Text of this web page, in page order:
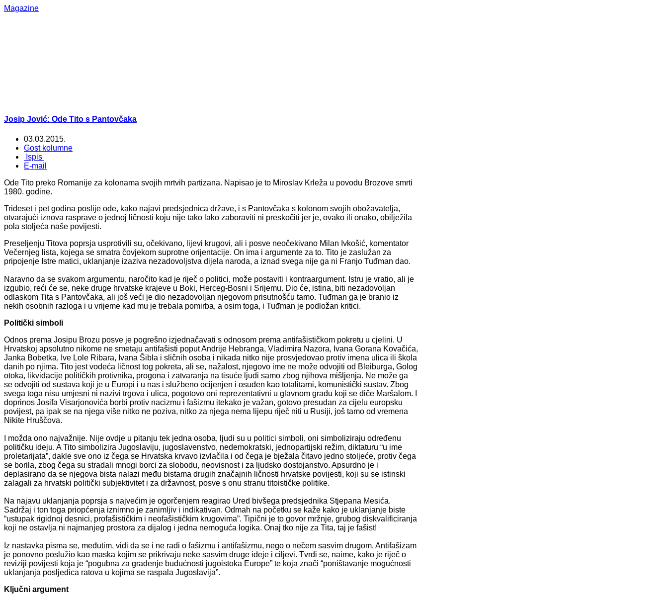
Magazine
Josip Jović: Ode Tito s Pantovčaka
03.03.2015.
Gost kolumne
Ispis
E-mail
Ode Tito preko Romanije za kolonama svojih mrtvih partizana. Napisao je to Miroslav Krleža u povodu Brozove smrti
1980. godine.
Trideset i pet godina poslije ode, kako najavi predsjednica države, i s Pantovčaka s kolonom svojih obožavatelja,
otvarajući iznova rasprave o jednoj ličnosti koju nije tako lako zaboraviti ni preskočiti jer je, ovako ili onako, obilježila
pola stoljeća naše povijesti.
Preseljenju Titova poprsja usprotivili su, očekivano, lijevi krugovi, ali i posve neočekivano Milan Ivkošić, komentator
Večernjeg lista, kojega se smatra čovjekom suprotne orijentacije. On ima i argumente za to. Tito je zaslužan za
pripojenje Istre matici, uklanjanje izaziva nezadovoljstva dijela naroda, a iznad svega nije ga ni Franjo Tuđman dao.
Naravno da se svakom argumentu, naročito kad je riječ o politici, može postaviti i kontraargument. Istru je vratio, ali je
izgubio, reći će se, neke druge hrvatske krajeve u Boki, Herceg-Bosni i Srijemu. Dio će, istina, biti nezadovoljan
odlaskom Tita s Pantovčaka, ali još veći je dio nezadovoljan njegovom prisutnošću tamo. Tuđman ga je branio iz
nekih osobnih razloga i u vrijeme kad mu je trebala pomirba, a osim toga, i Tuđman je podložan kritici.
Politički simboli
Odnos prema Josipu Brozu posve je pogrešno izjednačavati s odnosom prema antifašističkom pokretu u cjelini. U
Hrvatskoj apsolutno nikome ne smetaju antifašisti poput Andrije Hebranga, Vladimira Nazora, Ivana Gorana Kovačića,
Janka Bobetka, Ive Lole Ribara, Ivana Šibla i sličnih osoba i nikada nitko nije prosvjedovao protiv imena ulica ili škola
danih po njima. Tito jest vodeća ličnost tog pokreta, ali se, nažalost, njegovo ime ne može odvojiti od Bleiburga, Golog
otoka, likvidacije političkih protivnika, progona i zatvaranja na tisuće ljudi samo zbog njihova mišljenja. Ne može ga
se odvojiti od sustava koji je u Europi i u nas i službeno ocijenjen i osuđen kao totalitarni, komunistički sustav. Zbog
svega toga nisu umjesni ni nazivi trgova i ulica, pogotovo oni reprezentativni u glavnom gradu koji se diče Maršalom. I
doprinos Josifa Visarjonovića borbi protiv nacizmu i fašizmu itekako je važan, gotovo presudan za cijelu europsku
povijest, pa ipak se na njega više nitko ne poziva, nitko za njega nema lijepu riječ niti u Rusiji, još tamo od vremena
Nikite Hruščova.
I možda ono najvažnije. Nije ovdje u pitanju tek jedna osoba, ljudi su u politici simboli, oni simboliziraju određenu
političku ideju. A Tito simbolizira Jugoslaviju, jugoslavenstvo, nedemokratski, jednopartijski režim, diktaturu “u ime
proletarijata”, dakle sve ono iz čega se Hrvatska krvavo izvlačila i od čega je bježala čitavo jedno stoljeće, protiv čega
se borila, zbog čega su stradali mnogi borci za slobodu, neovisnost i za ljudsko dostojanstvo. Apsurdno je i
deplasirano da se njegova bista nalazi među bistama drugih značajnih ličnosti hrvatske povijesti, koji su se istinski
zalagali za hrvatski politički subjektivitet i za državnost, posve s onu stranu titoističke politike.
Na najavu uklanjanja poprsja s najvećim je ogorčenjem reagirao Ured bivšega predsjednika Stjepana Mesića.
Sadržaj i ton toga priopćenja iznimno je zanimljiv i indikativan. Odmah na početku se kaže kako je uklanjanje biste
“ustupak rigidnoj desnici, profašističkim i neofašističkim krugovima”. Tipični je to govor mržnje, grubog diskvalificiranja
koji ne ostavlja ni najmanjeg prostora za dijalog i jedna nemoguća logika. Onaj tko nije za Tita, taj je fašist!
Iz nastavka pisma se, međutim, vidi da se i ne radi o fašizmu i antifašizmu, nego o nečem sasvim drugom. Antifašizam
je ponovno poslužio kao maska kojim se prikrivaju neke sasvim druge ideje i ciljevi. Tvrdi se, naime, kako je riječ o
reviziji povijesti koja je “pogubna za građenje budućnosti jugoistoka Europe” te koja znači “poništavanje mogućnosti
uklanjanja posljedica ratova u kojima se raspala Jugoslavija”.
Ključni argument